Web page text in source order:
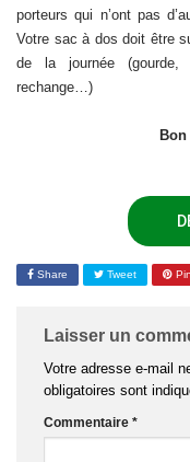
porteurs qui n’ont pas
Votre sac à dos doit être
de la journée (gourde,
rechange…)
Share Tweet Pin
Laisser un
Votre adresse e-mail
obligatoires sont
Commentaire *